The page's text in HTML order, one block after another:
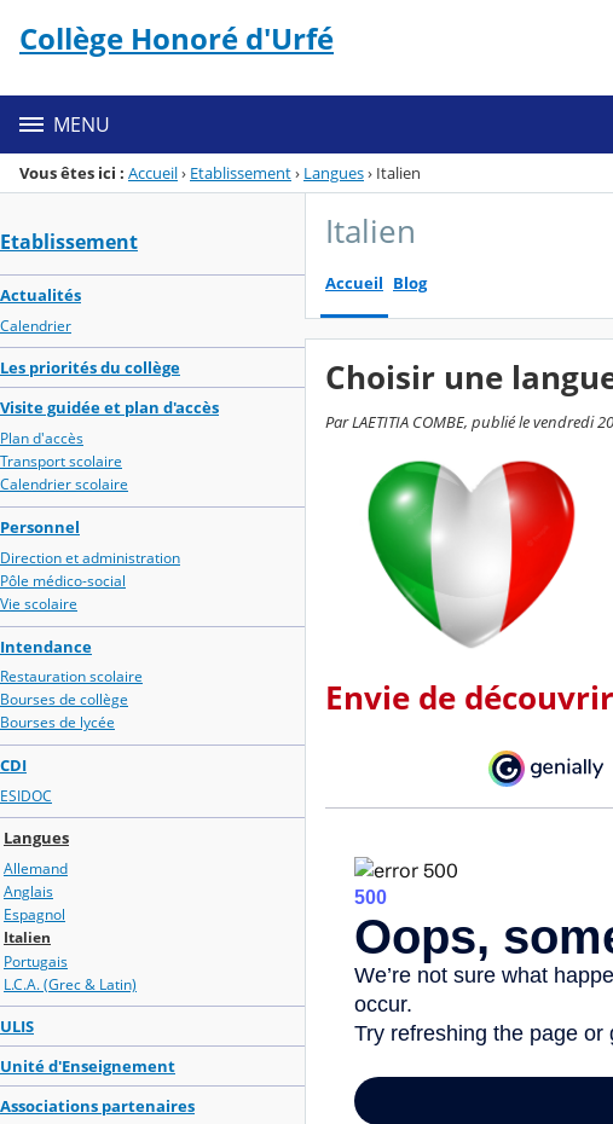
Menu de la rubrique
Contenu
Collège Honoré d'Urfé
MENU
Vous êtes ici : Accueil› Etablissement› Langues› Italien
Etablissement
Actualités
Calendrier
Les priorités du collège
Visite guidée et plan d'accès
Plan d'accès
Transport scolaire
Calendrier scolaire
Personnel
Direction et administration
Pôle médico-social
Vie scolaire
Intendance
Restauration scolaire
Bourses de collège
Bourses de lycée
CDI
ESIDOC
Langues
Allemand
Anglais
Espagnol
Italien
Portugais
L.C.A. (Grec & Latin)
ULIS
Unité d'Enseignement
Associations partenaires
Italien
Accueil Blog
Choisir une
Par LAETITIA COMBE, publié le vendredi
Envie de